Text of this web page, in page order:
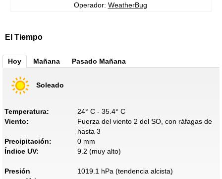
Operador: WeatherBug
El Tiempo
Hoy Mañana Pasado Mañana
Soleado
Temperatura:
24° C - 35.4° C
Viento:
Fuerza del viento 2 del SO, con ráfagas de
hasta 3
Precipitación:
0 mm
Índice UV:
9.2 (muy alto)
Presión
1019.1 hPa (tendencia alcista)